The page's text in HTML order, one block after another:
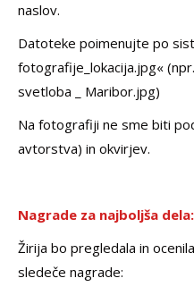
naslov.
Datoteke poimenujte po
fotografije_lokacija.jpg«
svetloba _ Maribor.jpg)
Na fotografiji ne sme biti
avtorstva) in okvirjev.
Nagrade za najboljša dela:
Žirija bo pregledala in
sledeče nagrade: